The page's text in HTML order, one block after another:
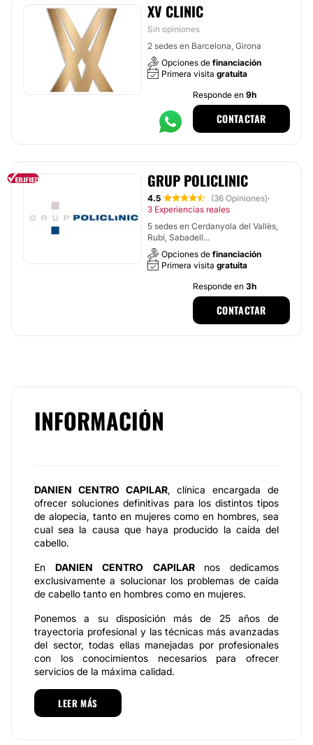
XV CLINIC
Sin opiniones
2 sedes en Barcelona, Girona
Opciones de financiación
Primera visita gratuita
Responde en 9h
CONTACTAR
GRUP POLICLINIC
4.5 (36 Opiniones)·
3 Experiencias reales
5 sedes en Cerdanyola del Vallès,
Rubí, Sabadell...
Opciones de financiación
Primera visita gratuita
Responde en 3h
CONTACTAR
INFORMACIÓN
DANIEN CENTRO CAPILAR, clínica encargada de
ofrecer soluciones definitivas para los distintos tipos
de alopecia, tanto en mujeres como en hombres, sea
cual sea la causa que haya producido la caída del
cabello.
EnDANIEN CENTRO CAPILAR nos dedicamos
exclusivamente a solucionar los problemas de caída
de cabello tanto en hombres como en mujeres.
Ponemos a su disposición más de 25 años de
trayectoria profesional y las técnicas más avanzadas
del sector, todas ellas manejadas por profesionales
con los conocimientos necesarios para ofrecer
servicios de la máxima calidad.
En nuestras instalaciones encontrará un ambiente
cálido, con las comodidades y discreción que el
LEER MÁS